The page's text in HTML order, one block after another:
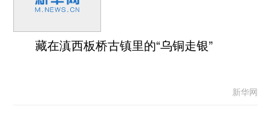
藏在滇西板桥古镇里的“乌铜走银”
新华网